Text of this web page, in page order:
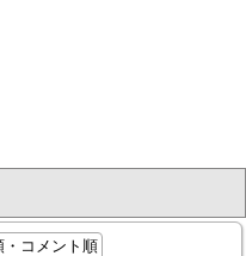
・コメント順